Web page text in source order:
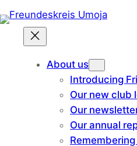
to
content
About us
Introducing
Our new club
Our
Our annual